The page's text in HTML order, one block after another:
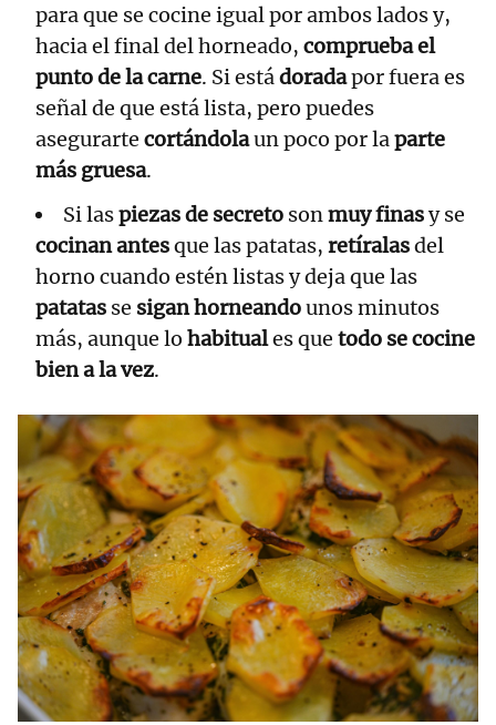
para que se cocine igual por ambos lados y,
hacia el final del horneado, comprueba el
punto de la carne. Si estádoradapor fuera es
señal de que está lista, pero puedes
asegurarte cortándolaun poco por laparte
más gruesa.
Si laspiezas de secreto sonmuy finasy se
cocinan antesque las patatas, retíralasdel
horno cuando estén listas y deja que las
patatas se sigan horneandounos minutos
más, aunque lo habituales que todo se cocine
bien a la vez.